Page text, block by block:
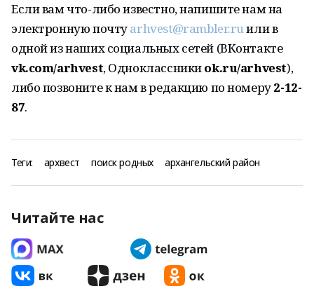
Если вам что-либо известно, напишите нам на
электронную почтуarhvest@rambler.ruили в
одной из наших социальных сетей (ВКонтакте
vk.com/arhvest, Одноклассникиok.ru/arhvest),
либо позвоните к нам в редакцию по номеру2-12-
87.
Теги: архвест поиск родных архангельский район
Читайте нас